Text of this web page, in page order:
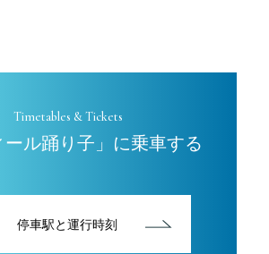
Timetables & Tickets
ール踊り子」に乗車する
停車駅と運行時刻